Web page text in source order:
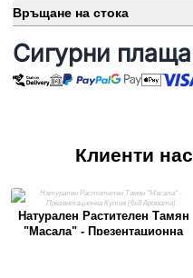
Връщане на стока
Сигурни
Клиенти
Натурален Растителен Тамян
"Масала" - Презентационна